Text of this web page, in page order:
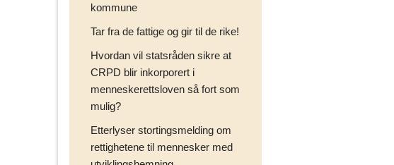
kommune
Tar fra de fattige og gir til de rike!
Hvordan vil statsråden sikre at
CRPD blir inkorporert i
menneskerettsloven så fort som
mulig?
Etterlyser stortingsmelding om
rettighetene til mennesker med